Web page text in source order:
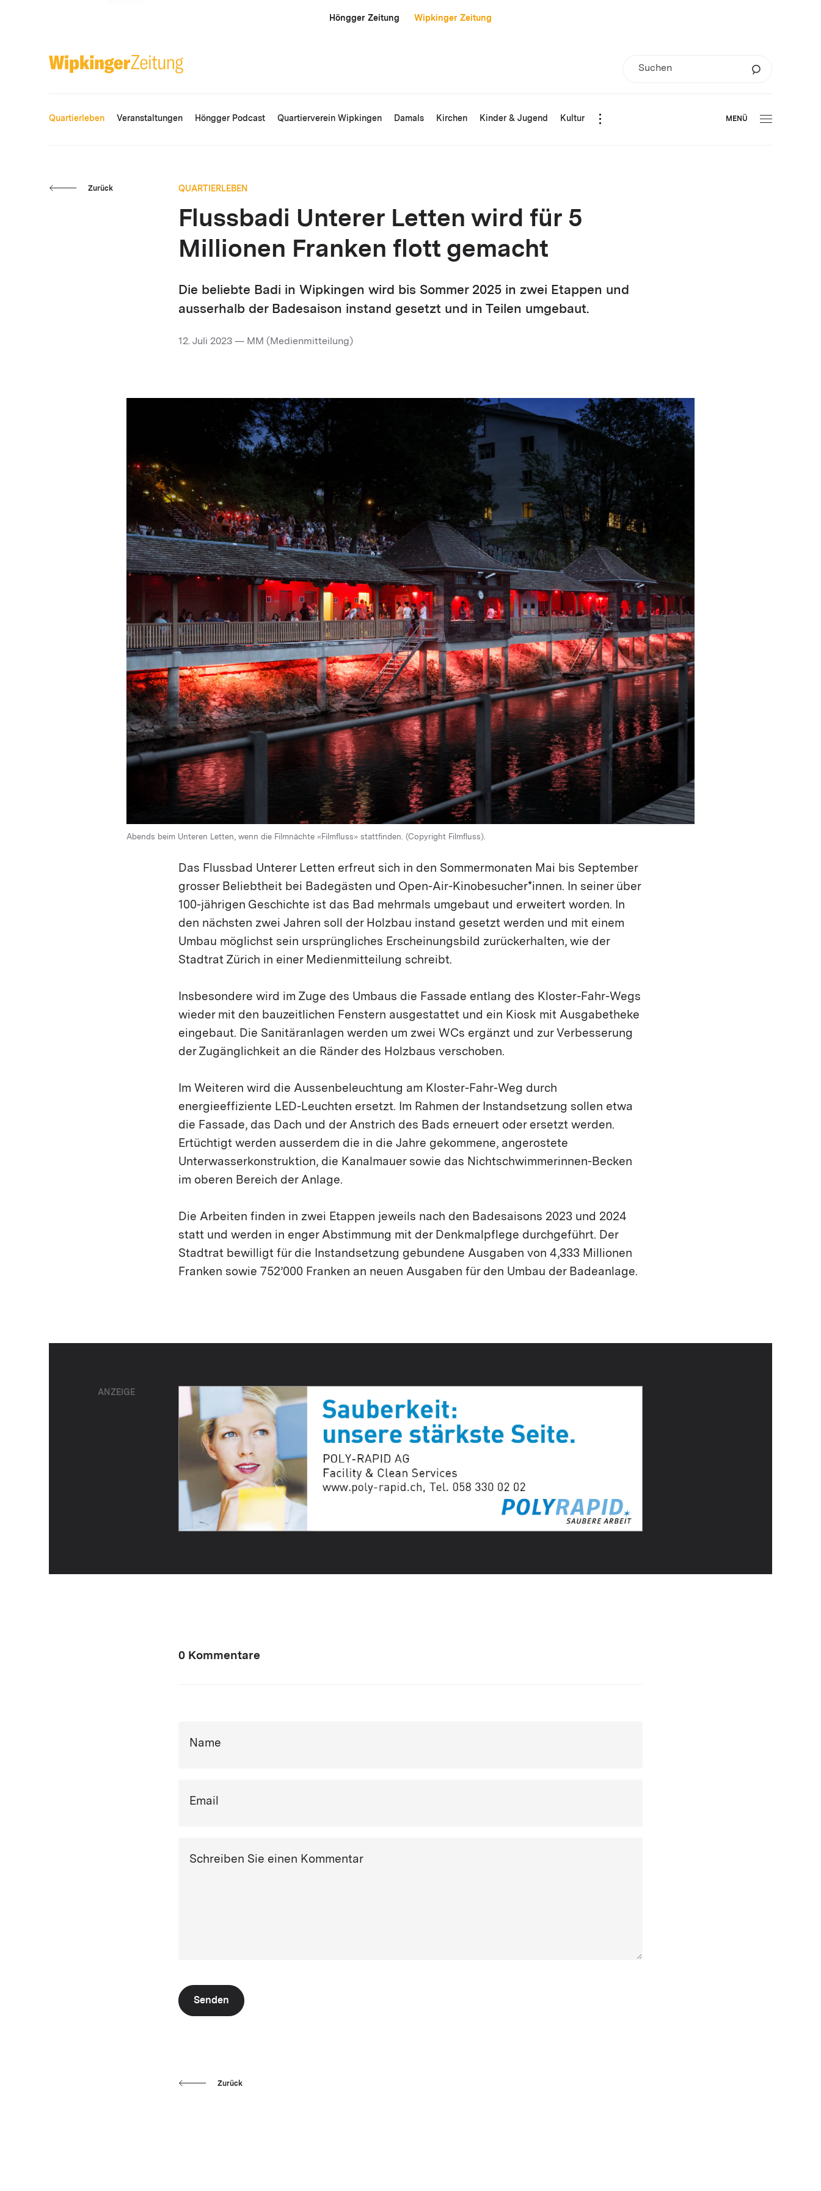
Höngger Zeitung Wipkinger Zeitung
Quartierleben Veranstaltungen Höngger Podcast Quartierverein Wipkingen Damals Kirchen Kinder & Jugend Kultur MENÜ
Zurück QUARTIERLEBEN
Flussbadi Unterer Letten wird für 5
Millionen Franken flott gemacht
Die beliebte Badi in Wipkingen wird bis Sommer 2025 in zwei Etappen und
ausserhalb der Badesaison instand gesetzt und in Teilen umgebaut.
12. Juli 2023 — MM (Medienmitteilung)
Abends beim Unteren Letten, wenn die Filmnächte «Filmfluss» stattfinden. (Copyright Filmfluss).
Das Flussbad Unterer Letten erfreut sich in den Sommermonaten Mai bis September
grosser Beliebtheit bei Badegästen und Open-Air-Kinobesucher*innen. In seiner über
100-jährigen Geschichte ist das Bad mehrmals umgebaut und erweitert worden. In
den nächsten zwei Jahren soll der Holzbau instand gesetzt werden und mit einem
Umbau möglichst sein ursprüngliches Erscheinungsbild zurückerhalten, wie der
Stadtrat Zürich in einer Medienmitteilung schreibt.
Insbesondere wird im Zuge des Umbaus die Fassade entlang des Kloster-Fahr-Wegs
wieder mit den bauzeitlichen Fenstern ausgestattet und ein Kiosk mit Ausgabetheke
eingebaut. Die Sanitäranlagen werden um zwei WCs ergänzt und zur Verbesserung
der Zugänglichkeit an die Ränder des Holzbaus verschoben.
Im Weiteren wird die Aussenbeleuchtung am Kloster-Fahr-Weg durch
energieeffiziente LED-Leuchten ersetzt. Im Rahmen der Instandsetzung sollen etwa
die Fassade, das Dach und der Anstrich des Bads erneuert oder ersetzt werden.
Ertüchtigt werden ausserdem die in die Jahre gekommene, angerostete
Unterwasserkonstruktion, die Kanalmauer sowie das Nichtschwimmerinnen-Becken
im oberen Bereich der Anlage.
Die Arbeiten finden in zwei Etappen jeweils nach den Badesaisons 2023 und 2024
statt und werden in enger Abstimmung mit der Denkmalpflege durchgeführt. Der
Stadtrat bewilligt für die Instandsetzung gebundene Ausgaben von 4,333 Millionen
Franken sowie 752’000 Franken an neuen Ausgaben für den Umbau der Badeanlage.
ANZEIGE
0 Kommentare
Name
Email
Schreiben Sie einen Kommentar
Senden
Zurück